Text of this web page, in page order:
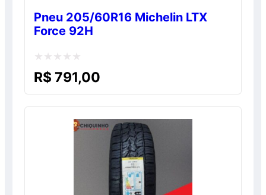
Pneu 205/60R16 Michelin LTX
Force 92H
Avaliação
R$ 791,00